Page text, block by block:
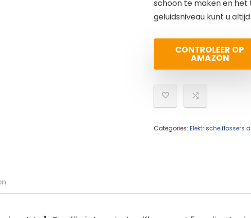
schoon te maken en het
geluidsniveau kunt u
CONTROLEER OP
AMAZON
Categories: Elektrische flossers